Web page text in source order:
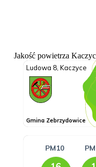
Jakość powietrza